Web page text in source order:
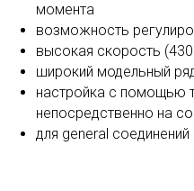
момента
возможность
высокая скорость
широкий модельный
настройка с помощью
непосредственно на
для general соединений